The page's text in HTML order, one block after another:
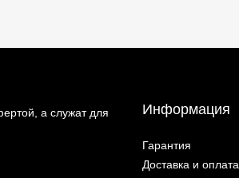
а служат для
Информация
Гарантия
Доставка и оплата